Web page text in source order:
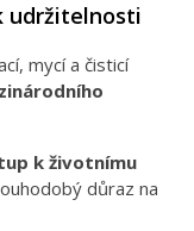
udržitelnosti
mycí a čisticí
k životnímu
důraz na